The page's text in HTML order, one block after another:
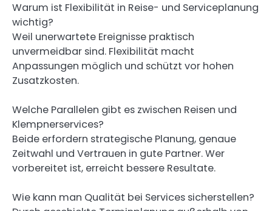
Warum ist Flexibilität in Reise- und Serviceplanung
wichtig?
Weil unerwartete Ereignisse praktisch
unvermeidbar sind. Flexibilität macht
Anpassungen möglich und schützt vor hohen
Zusatzkosten.
Welche Parallelen gibt es zwischen Reisen und
Klempnerservices?
Beide erfordern strategische Planung, genaue
Zeitwahl und Vertrauen in gute Partner. Wer
vorbereitet ist, erreicht bessere Resultate.
Wie kann man Qualität bei Services sicherstellen?